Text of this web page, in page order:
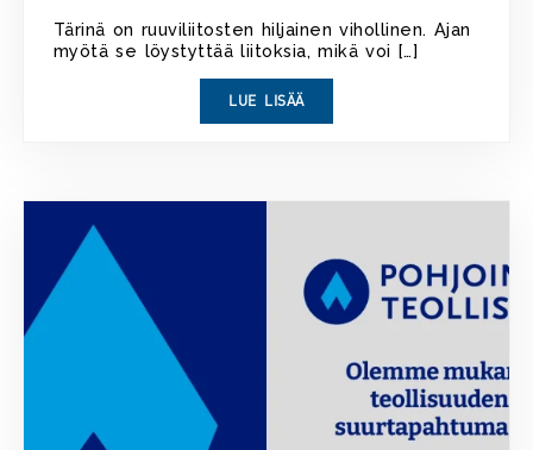
Tärinä on ruuviliitosten hiljainen vihollinen. Ajan
myötä se löystyttää liitoksia, mikä voi […]
LUE LISÄÄ